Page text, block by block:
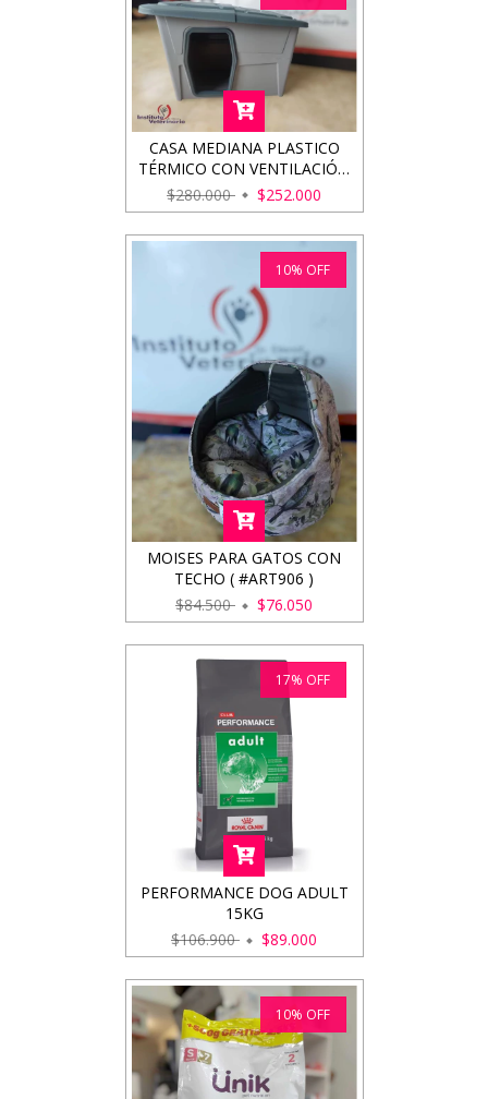
CASA MEDIANA PLASTICO
TÉRMICO CON VENTILACIÓN
( 93X73X60 CM )
$280.000 $252.000
10% OFF
MOISES PARA GATOS CON
TECHO ( #ART906 )
$84.500
$76.050
17% OFF
PERFORMANCE DOG ADULT
15KG
$106.900
$89.000
10% OFF